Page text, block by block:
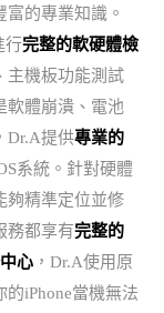
富的專業知識。
行完整的軟硬體檢
主機板功能測試
軟體崩潰、電池
Dr.A提供專業的
系統。針對硬體
夠精準定位並修
務都享有完整的
心 ，Dr.A使用原
iPhone當機無法